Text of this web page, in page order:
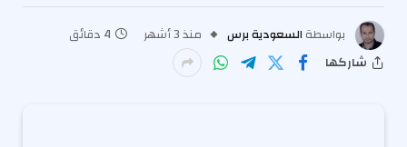
بواسطة السعودية برس منذ 3 أشهر
4 دقائق
شاركها